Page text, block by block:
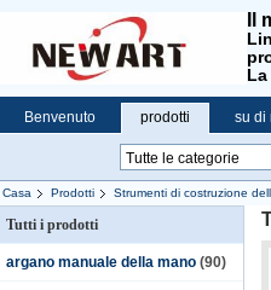
Il
Benvenuto prodotti su di
Casa Prodotti Strumenti di costruzione
Tutti i prodotti
argano manuale della mano (90)